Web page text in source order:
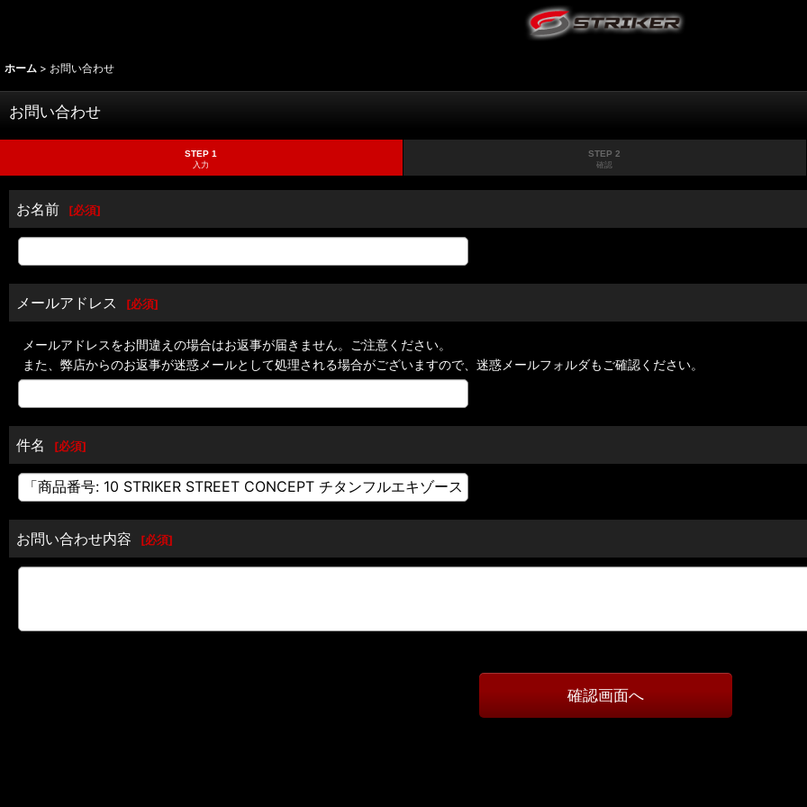
ホーム > お問い合わせ
お問い合わせ
STEP 1
入力
STEP 2
確認
お名前 [必須]
メールアドレス [必須]
メールアドレスをお間違えの場合はお返事が届きません。ご注意ください。
また、弊店からのお返事が迷惑メールとして処理される場合がございますので、迷惑メールフォルダもご確認ください。
件名 [必須]
お問い合わせ内容 [必須]
確認画面へ